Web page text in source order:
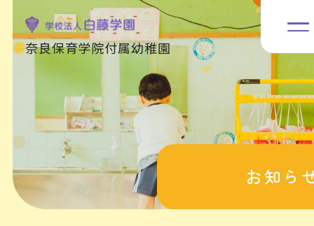
奈良保育学院付属幼稚園
お知ら